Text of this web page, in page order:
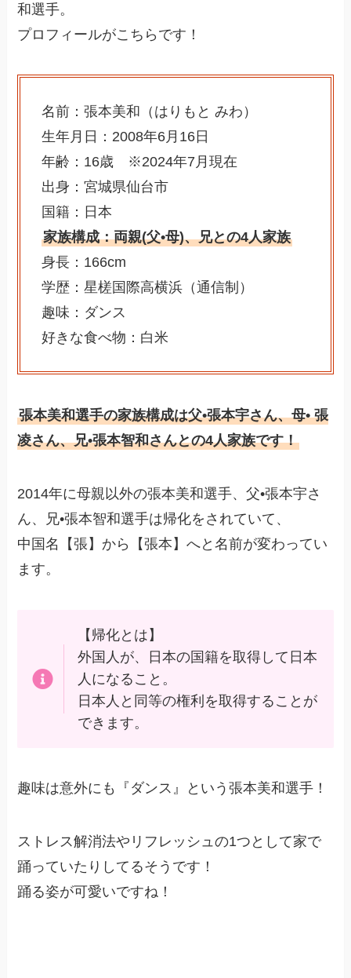
和選手。
プロフィールがこちらです！
名前：張本美和（はりもと みわ）
生年月日：2008年6月16日
年齢：16歳 ※2024年7月現在
出身：宮城県仙台市
国籍：日本
家族構成：両親(父•母)、兄との4人家族
身長：166cm
学歴：星槎国際高横浜（通信制）
趣味：ダンス
好きな食べ物：白米
張本美和選手の家族構成は父•張本宇さん、母• 張
凌さん、兄•張本智和さんとの4人家族です！
2014年に母親以外の張本美和選手、父•張本宇さ
ん、兄•張本智和選手は帰化をされていて、
中国名【張】から【張本】へと名前が変わってい
ます。
【帰化とは】
外国人が、日本の国籍を取得して日本
人になること。
日本人と同等の権利を取得することが
できます。
趣味は意外にも『ダンス』という張本美和選手！
ストレス解消法やリフレッシュの1つとして家で
踊っていたりしてるそうです！
踊る姿が可愛いですね！